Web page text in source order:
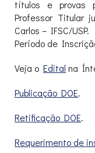
títulos e provas
Professor Titular
Carlos – IFSC/USP.
Período de
Veja o Edital na
Publicação DOE.
Retificação DOE.
Requerimento de